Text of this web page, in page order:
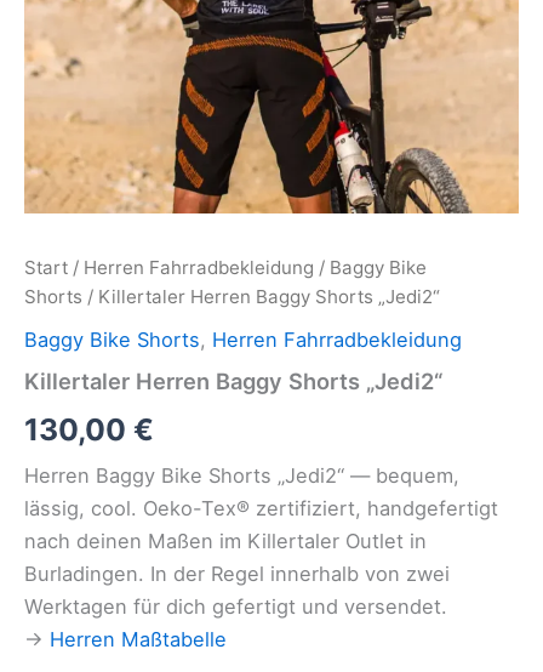
Start / Herren Fahrradbekleidung / Baggy Bike
Shorts / Killertaler Herren Baggy Shorts „Jedi2“
Baggy Bike Shorts, Herren Fahrradbekleidung
Killertaler Herren Baggy Shorts „Jedi2“
130,00 €
Herren Baggy Bike Shorts „Jedi2“ — bequem,
lässig, cool. Oeko-Tex® zertifiziert, handgefertigt
nach deinen Maßen im Killertaler Outlet in
Burladingen. In der Regel innerhalb von zwei
Werktagen für dich gefertigt und versendet.
→ Herren Maßtabelle